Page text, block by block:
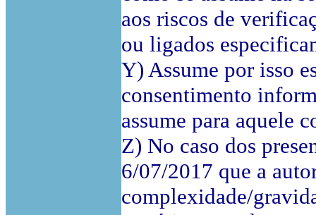
aos riscos de
ou ligados
Y) Assume por isso
consentimento
assume para aquele
Z) No caso dos
6/07/2017 que a
complexidade/